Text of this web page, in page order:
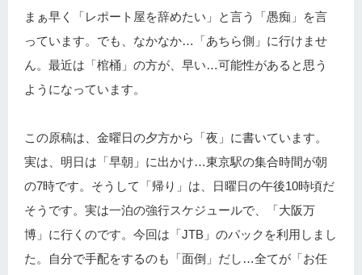
まぁ早く「レポート屋を辞めたい」と言う「愚痴」を言
っています。でも、なかなか…「あちら側」に行けませ
ん。最近は「棺桶」の方が、早い…可能性があると思う
ようになっています。
この原稿は、金曜日の夕方から「夜」に書いています。
実は、明日は「早朝」に出かけ…東京駅の集合時間が朝
の7時です。そうして「帰り」は、日曜日の午後10時頃だ
そうです。実は一泊の強行スケジュールで、「大阪万
博」に行くのです。今回は「JTB」のパックを利用しまし
た。自分で手配をするのも「面倒」だし…全てが「お任